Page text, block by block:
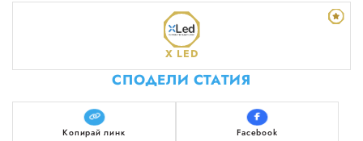
X LED
СПОДЕЛИ СТАТИЯ
Копирай линк Facebook